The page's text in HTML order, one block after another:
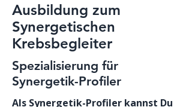
Ausbildung zum
Synergetischen
Krebsbegleiter
Spezialisierung für
Synergetik-Profiler
Als Synergetik-Profiler kannst Du